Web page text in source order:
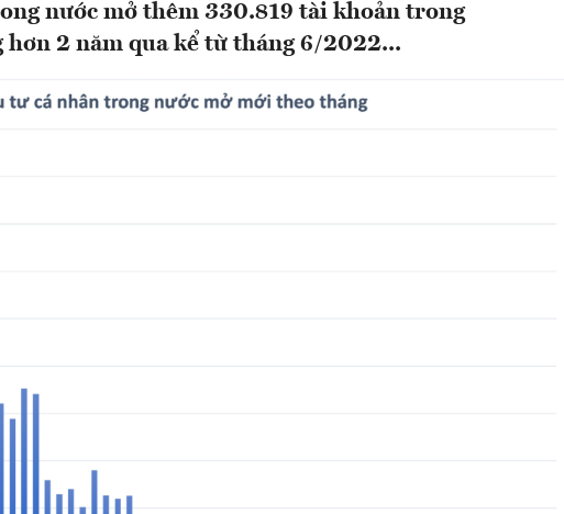
nước mở thêm 330.819 tài khoản trong
hơn 2 năm qua kể từ tháng 6/2022...